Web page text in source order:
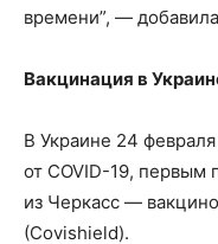
времени”, —
Вакцинация в
В Украине 24
от COVID-19, первым
из Черкасс —
(Covishield).